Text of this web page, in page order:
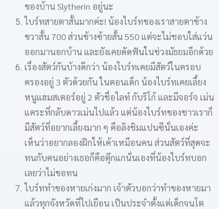
ของบ้าน Slytherin อยู่นะ
ไบร์ทสายตาสั้นมากค่ะ! น้องไบร์ทของเราสายตาข้าง
ขวาสั้น 700 ส่วนข้างซ้ายสั้น 550 แต่จะไม่ชอบใส่แว่น
ออกมานอกบ้าน และยังเคยดัดฟันในช่วงมัธยมอีกด้วย
เรื่องสัตว์กันบ้างดีกว่า น้องไบร์ทเคยมีสัตว์ในครอบ
ครองอยู่ 3 ตัวด้วยกัน ในตอนเด็ก น้องไบร์ทเคยเลี้ยง
หนูแฮมสเตอร์อยู่ 2 ตัวชื่อไลท์ กับริโก้ และมีจอร์จ เม่น
แคระที่กลับดาวเม่นไปแล้ว แต่น้องไบร์ทของชาวเราก็
มีสัตว์ที่อยากเลี้ยงมาก ๆ คือลิงชิมแปนซีนั่นเองค่ะ
เห็นว่าอยากลองฝึกให้เค้าเหมือนคน ส่วนสัตว์ที่สุดจะ
ทนกับคนอย่างเธอก็คือตุ๊กแกนั่นเองที่น้องไบร์ทบอก
เลยว่าไม่ขอทน
ไบร์ททำของหายเก่งมาก เจ้าตัวบอกว่าทำของหายมา
แล้วทุกจังหวัดที่ไปเยือน เป็นประจำตั้งแต่เด็กจนโต